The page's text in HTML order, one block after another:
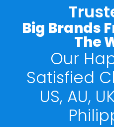
Big Brands
The
Our
Satisfied
US, AU,